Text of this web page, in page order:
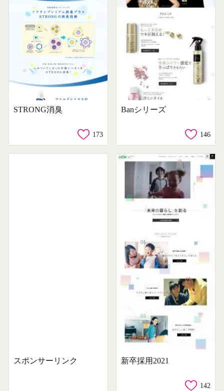
STRONG消臭
173
Banシリーズ
146
スポンサーリンク 新卒採用2021
142